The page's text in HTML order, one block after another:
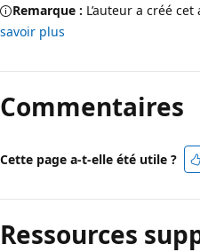
Remarque : L’auteur a créé cet
savoir plus
Commentaires
Cette page a-t-elle été utile ?
Ressources